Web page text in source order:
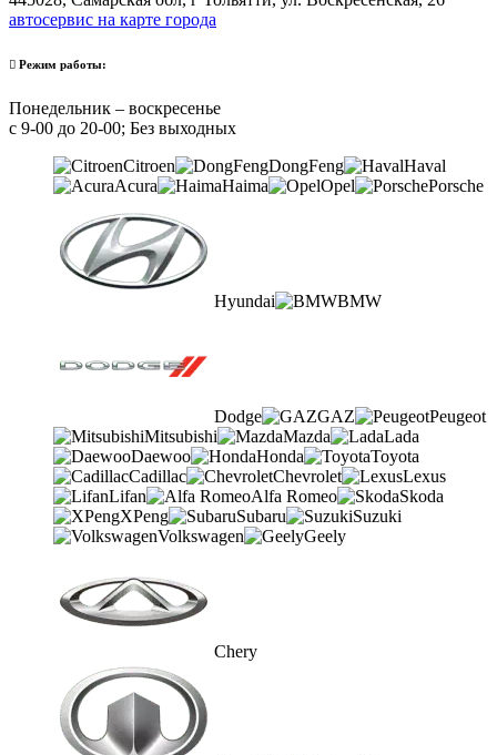
автосервис на карте города
Режим работы:
Понедельник – воскресенье
с 9-00 до 20-00; Без выходных
Citroen
DongFeng
Haval
Acura
Haima Opel Porsche
Hyundai BMW
Dodge GAZ
Peugeot
Mitsubishi
Mazda
Lada
Daewoo
Honda
Toyota
Cadillac
Chevrolet
Lexus
Lifan
Alfa Romeo
Skoda
XPeng
Subaru
Suzuki
Volkswagen
Geely
Chery